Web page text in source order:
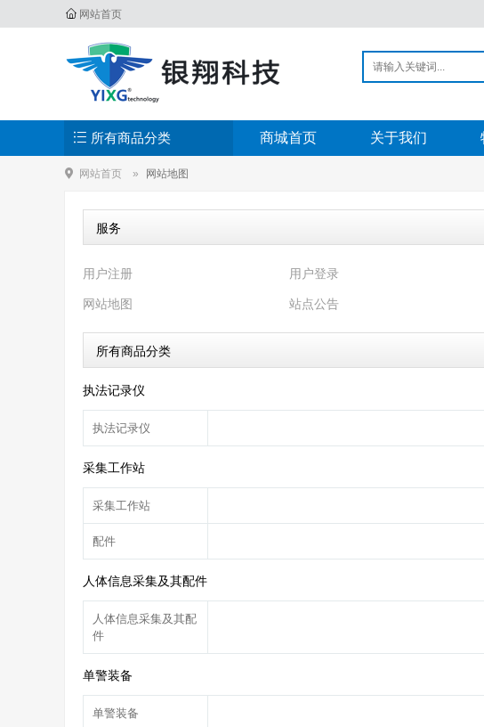
网站首页
所有商品分类 商城首页 关于我们
网站首页 网站地图
服务
用户注册 用户登录
网站地图 站点公告
所有商品分类
执法记录仪
执法记录仪
采集工作站
采集工作站
配件
人体信息采集及其配件
人体信息采集及其配
件
单警装备
单警装备